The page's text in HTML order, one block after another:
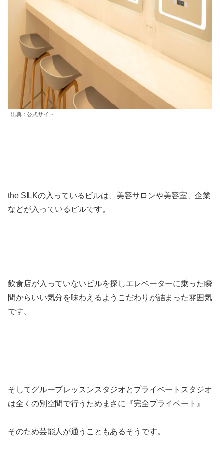
出典：公式サイト
the SILKの入っているビルは、美容サロンや美容室、企業
などが入っているビルです。
飲食店が入っていないビルを探しエレベーターに乗った瞬
間からいい気分を味わえるようこだわりが詰まった雰囲気
です。
そしてグループレッスンスタジオとプライベートスタジオ
は全くの別空間で行うためまさに『完全プライベート』
そのため芸能人が通うこともあるそうです。